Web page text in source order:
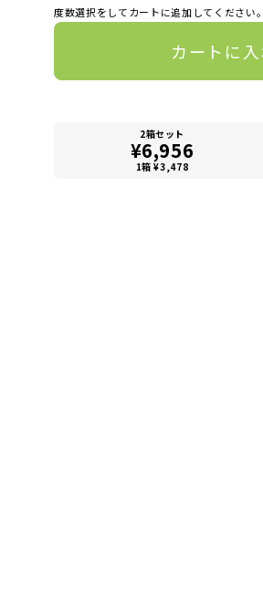
度数選択をしてカートに追加してください。
カートに
2箱セット
¥6,956
1箱 ¥3,478